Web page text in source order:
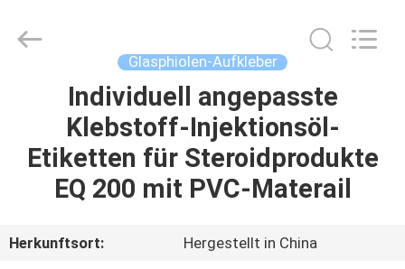
PRODUKTE
UNS
Glasphiolen-Aufkleber
Individuell angepasste
Klebstoff-Injektionsöl-
Etiketten für Steroidprodukte
EQ 200 mit PVC-Materail
Herkunftsort:
Hergestellt in China